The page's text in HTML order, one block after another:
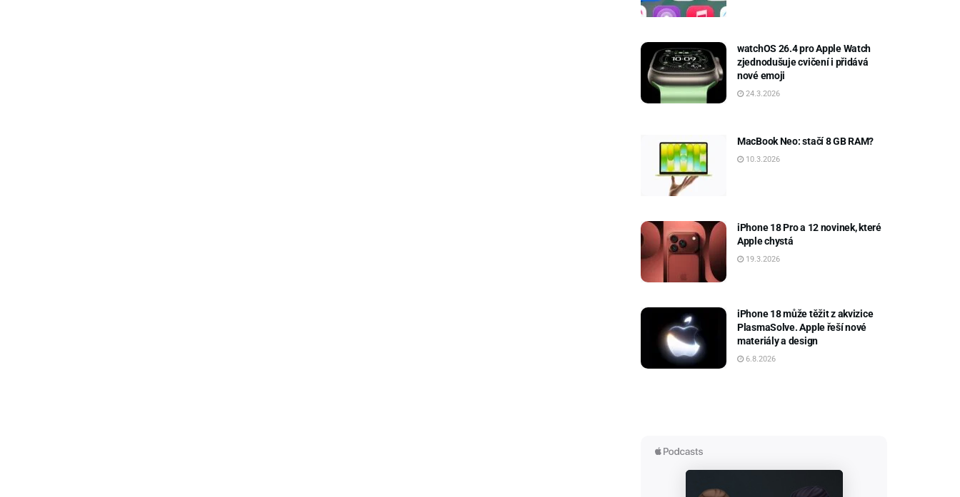
watchOS 26.4 pro Apple Watch
zjednodušuje cvičení i přidává
nové emoji
24.3.2026
MacBook Neo: stačí 8 GB RAM?
10.3.2026
iPhone 18 Pro a 12 novinek, které
Apple chystá
19.3.2026
iPhone 18 může těžit z akvizice
PlasmaSolve. Apple řeší nové
materiály a design
6.8.2026